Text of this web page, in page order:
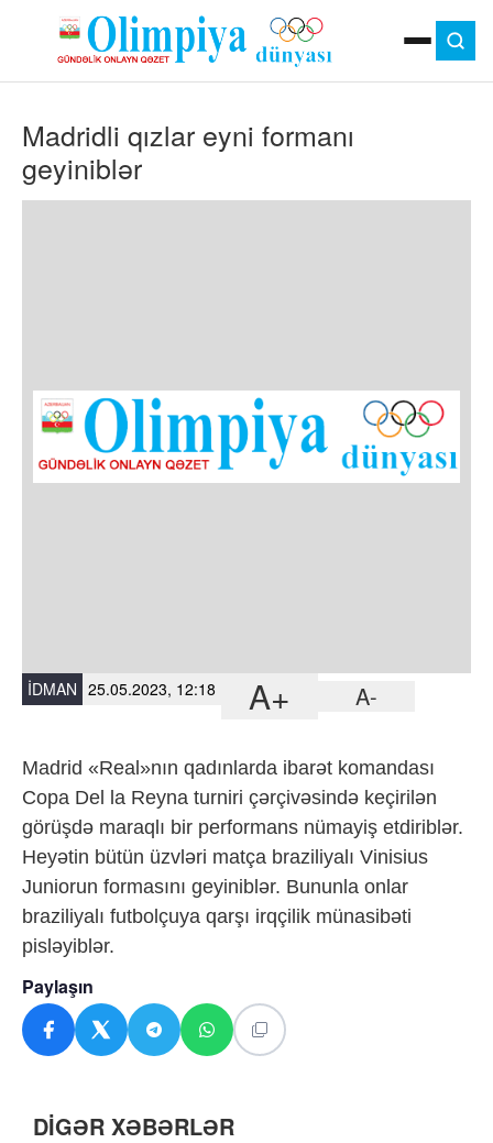
MOK
OLIMPIYA OYUNLARI
ÇAP VERSIYASI
TV
DIGƏR
Madridli qızlar eyni formanı
geyiniblər
İDMAN 25.05.2023, 12:18 A+ A-
Madrid «Real»nın qadınlarda ibarət komandası
Copa Del la Reyna turniri çərçivəsində keçirilən
görüşdə maraqlı bir performans nümayiş etdiriblər.
Heyətin bütün üzvləri matça braziliyalı Vinisius
Juniorun formasını geyiniblər. Bununla onlar
braziliyalı futbolçuya qarşı irqçilik münasibəti
pisləyiblər.
Paylaşın
DİGƏR XƏBƏRLƏR